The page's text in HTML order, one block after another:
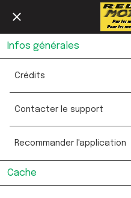
Infos générales
Crédits
Contacter le support
Recommander l'application
Cache